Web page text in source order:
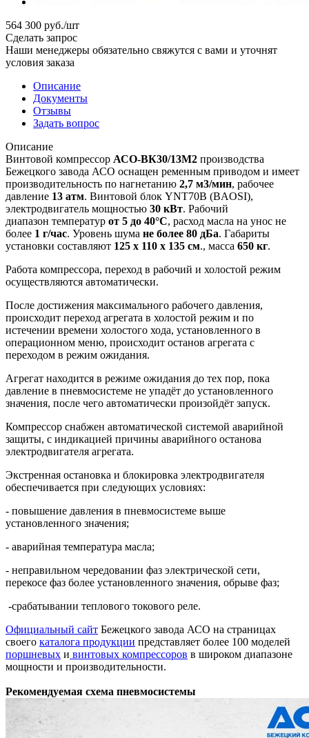
564 300 руб./шт
Сделать запрос
Наши менеджеры обязательно свяжутся с вами и уточнят
условия заказа
Описание
Документы
Отзывы
Задать вопрос
Описание
Винтовой компрессор АСО-ВК30/13М2 производства
Бежецкого завода АСО оснащен ременным приводом и имеет
производительность по нагнетанию 2,7 м3/мин, рабочее
давление 13 атм. Винтовой блок YNT70B (BAOSI),
электродвигатель мощностью 30 кВт. Рабочий
диапазон температур от 5 до 40°С, расход масла на унос не
более 1 г/час. Уровень шума не более 80 дБа. Габариты
установки составляют 125 х 110 х 135 см., масса 650 кг.
Работа компрессора, переход в рабочий и холостой режим
осуществляются автоматически.
После достижения максимального рабочего давления,
происходит переход агрегата в холостой режим и по
истечении времени холостого хода, установленного в
операционном меню, происходит останов агрегата с
переходом в режим ожидания.
Агрегат находится в режиме ожидания до тех пор, пока
давление в пневмосистеме не упадёт до установленного
значения, после чего автоматически произойдёт запуск.
Компрессор снабжен автоматической системой аварийной
защиты, с индикацией причины аварийного останова
электродвигателя агрегата.
Экстренная остановка и блокировка электродвигателя
обеспечивается при следующих условиях:
- повышение давления в пневмосистеме выше
установленного значения;
- аварийная температура масла;
- неправильном чередовании фаз электрической сети,
перекосе фаз более установленного значения, обрыве фаз;
-срабатывании теплового токового реле.
Официальный сайт Бежецкого завода АСО на страницах
своего каталога продукции представляет более 100 моделей
поршневых и винтовых компрессоров в широком диапазоне
мощности и производительности.
Рекомендуемая схема пневмосистемы